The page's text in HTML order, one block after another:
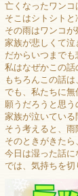
亡くなったワンコ
そこはシトシトと
その雨はワンコが
家族が悲しくて泣
だからいつまでも
私はなぜかこの話
もちろんこの話
でも、私たちに
願うだろうと思う
家族が泣いている
そう考えると、雨
そのときがきた
今日は湿った話に
では、気持ちを切